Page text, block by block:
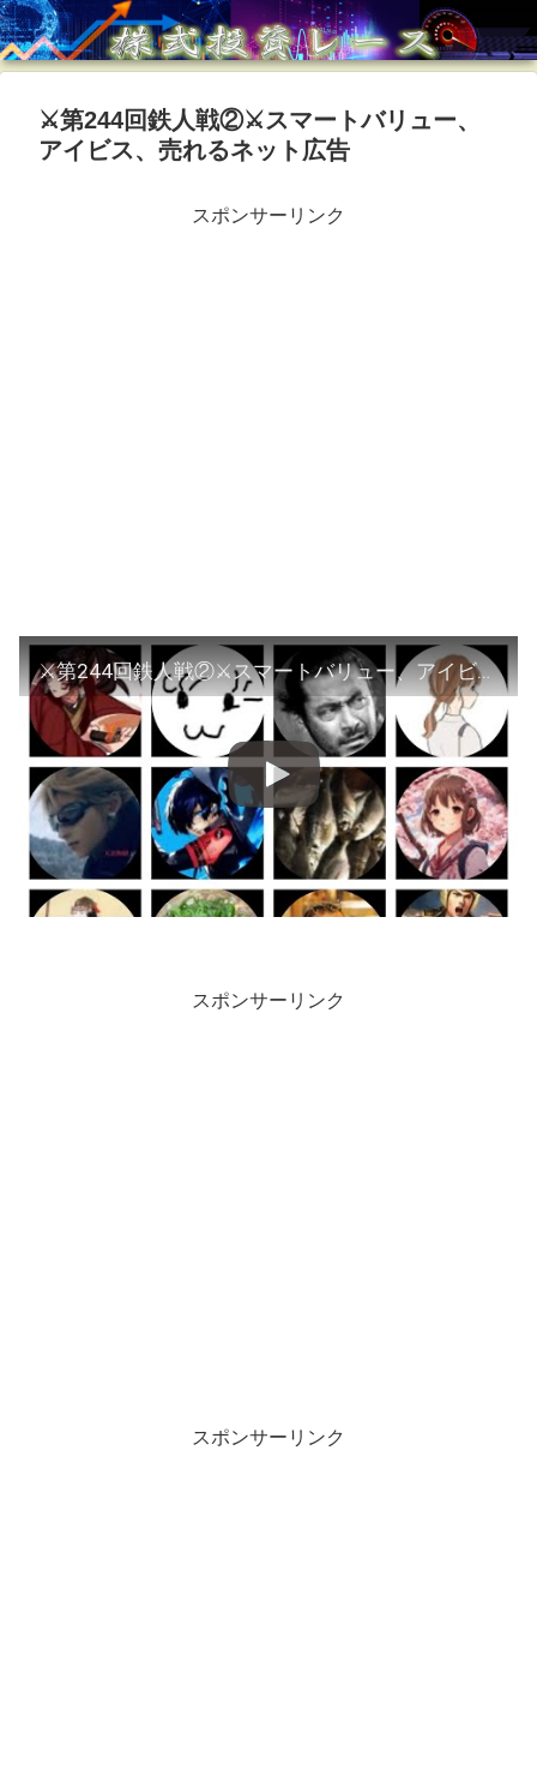
⚔️第244回鉄人戦②⚔️スマートバリュー、
アイビス、売れるネット広告
スポンサーリンク
⚔️第244回鉄人戦②⚔️スマートバリュー、アイビス、売れるネット広告
スポンサーリンク
スポンサーリンク